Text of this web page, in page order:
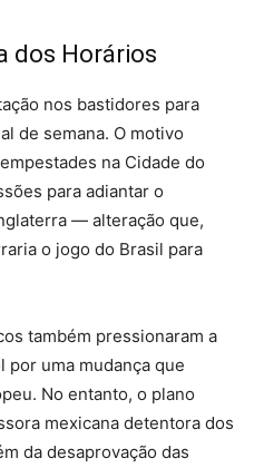
dos Horários
nos bastidores para
de semana. O motivo
na Cidade do
para adiantar o
— alteração que,
o jogo do Brasil para
também pressionaram a
por uma mudança que
No entanto, o plano
mexicana detentora dos
da desaprovação das